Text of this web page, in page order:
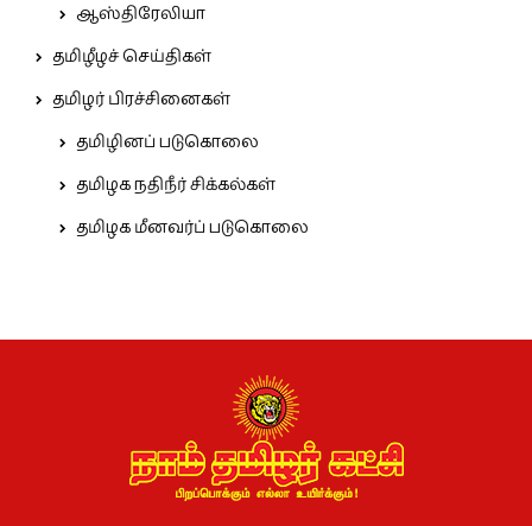
ஆஸ்திரேலியா
தமிழீழச் செய்திகள்
தமிழர் பிரச்சினைகள்
தமிழினப் படுகொலை
தமிழக நதிநீர் சிக்கல்கள்
தமிழக மீனவர்ப் படுகொலை